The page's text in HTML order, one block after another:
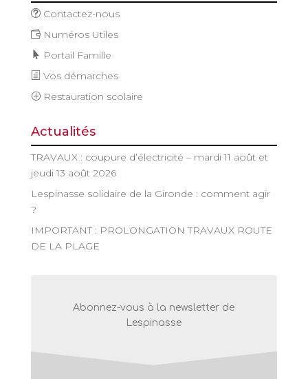
Contactez-nous
Numéros Utiles
Portail Famille
Vos démarches
Restauration scolaire
Actualités
TRAVAUX : coupure d’électricité – mardi 11 août et
jeudi 13 août 2026
Lespinasse solidaire de la Gironde : comment agir
?
IMPORTANT : PROLONGATION TRAVAUX ROUTE
DE LA PLAGE
Abonnez-vous à la newsletter de
Lespinasse